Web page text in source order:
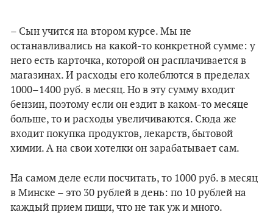
– Сын учится на втором курсе. Мы не
останавливались на какой-то конкретной сумме: у
него есть карточка, которой он расплачивается в
магазинах. И расходы его колеблются в пределах
1000–1400 руб. в месяц. Но в эту сумму входит
бензин, поэтому если он ездит в каком-то месяце
больше, то и расходы увеличиваются. Сюда же
входит покупка продуктов, лекарств, бытовой
химии. А на свои хотелки он зарабатывает сам.
На самом деле если посчитать, то 1000 руб. в месяц
в Минске – это 30 рублей в день: по 10 рублей на
каждый прием пищи, что не так уж и много.